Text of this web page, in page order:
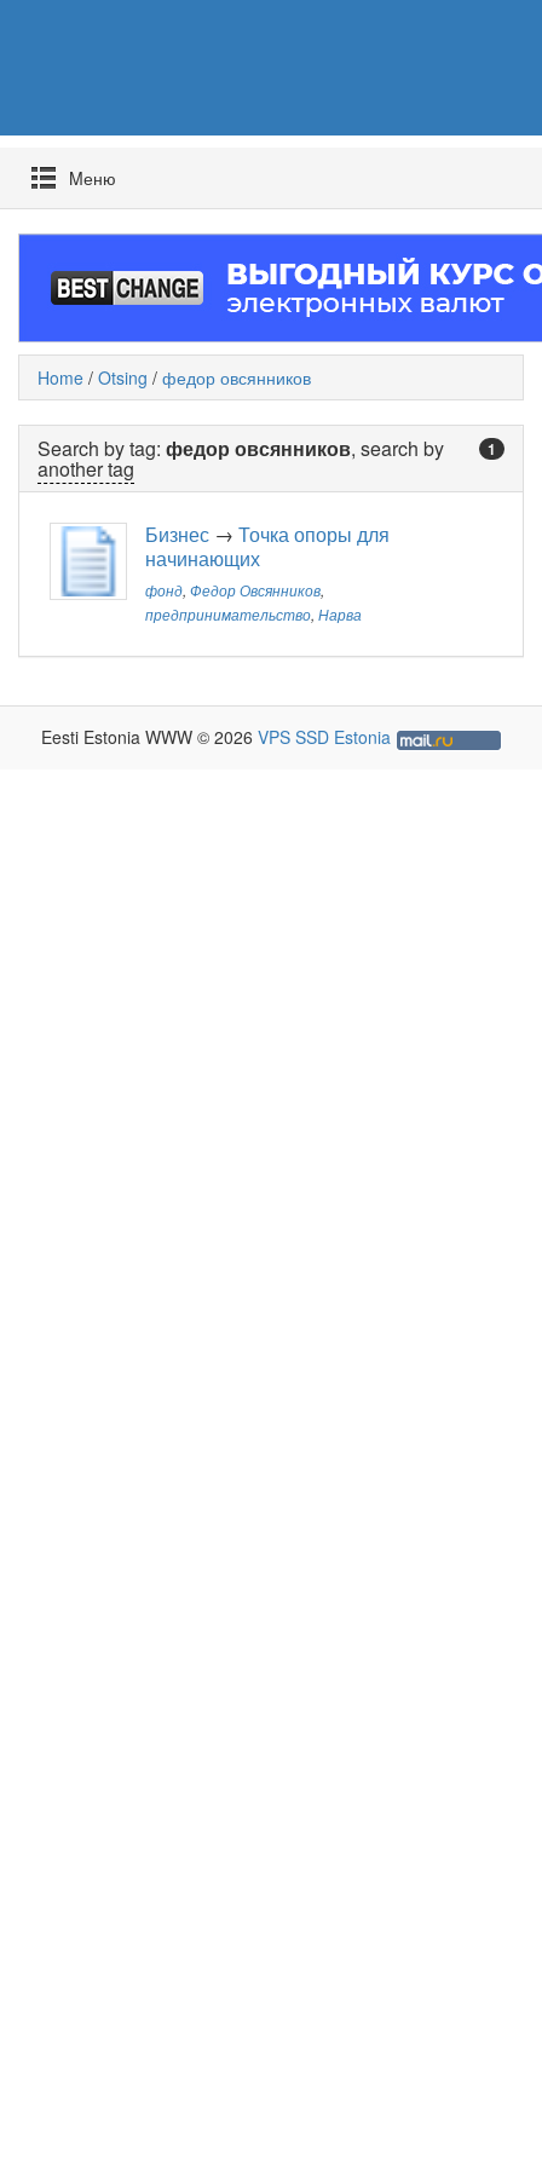
Mеню
Home / Otsing / федор овсянников
1
Search by tag: федор овсянников, search by
another tag
Бизнес → Точка опоры для
начинающих
фонд, Федор Овсянников,
предпринимательство, Нарва
Eesti Estonia WWW © 2026 VPS SSD Estonia